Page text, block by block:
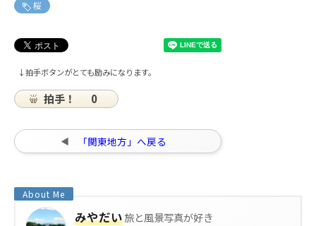
桜
↓拍手ボタンがとても励みになります。
拍手！ 0
「関東地方」へ戻る
みやだい旅と風景写真が好き